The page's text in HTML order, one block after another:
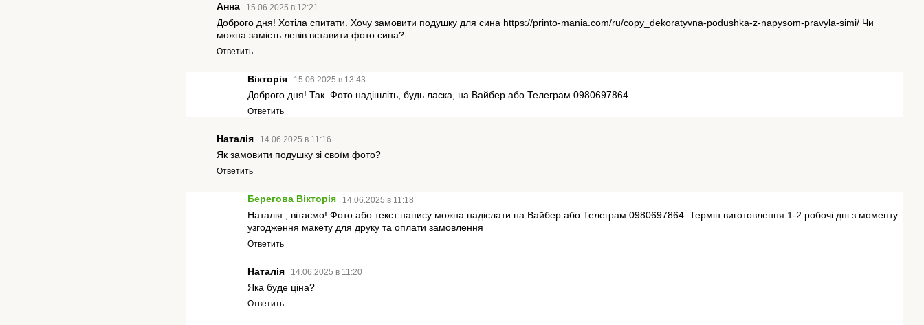
Анна 15.06.2025 в 12:21
Доброго дня! Хотіла спитати. Хочу замовити подушку для сина https://printo-mania.com/ru/copy_dekoratyvna-podushka-z-napysom-pravyla-simi/ Чи
можна замість левів вставити фото сина?
Ответить
Вікторія 15.06.2025 в 13:43
Доброго дня! Так. Фото надішліть, будь ласка, на Вайбер або Телеграм 0980697864
Ответить
Наталія 14.06.2025 в 11:16
Як замовити подушку зі своїм фото?
Ответить
Берегова Вікторія 14.06.2025 в 11:18
Наталія , вітаємо! Фото або текст напису можна надіслати на Вайбер або Телеграм 0980697864. Термін виготовлення 1-2 робочі дні з моменту
узгодження макету для друку та оплати замовлення
Ответить
Наталія 14.06.2025 в 11:20
Яка буде ціна?
Ответить